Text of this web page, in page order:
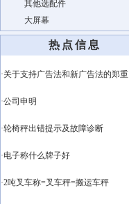
其他选配件
大屏幕
热点信息
·关于支持广告法和新广告法的郑重
·公司申明
·轮椅秤出错提示及故障诊断
·电子称什么牌子好
·2吨叉车称=叉车秤=搬运车秤